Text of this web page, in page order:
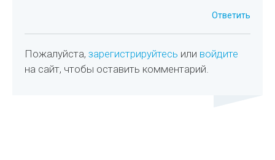
Ответить
Пожалуйста,зарегистрируйтесь или войдите
на сайт, чтобы оставить комментарий.